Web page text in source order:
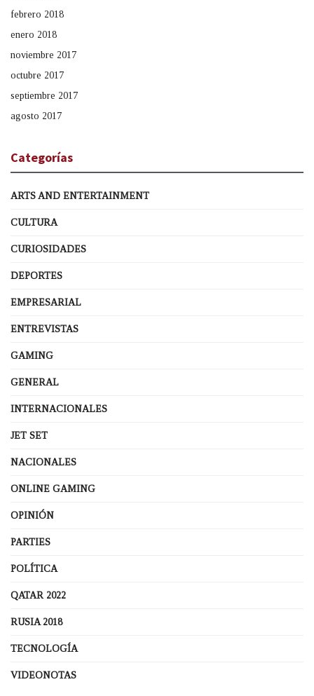
febrero 2018
enero 2018
noviembre 2017
octubre 2017
septiembre 2017
agosto 2017
Categorías
ARTS AND ENTERTAINMENT
CULTURA
CURIOSIDADES
DEPORTES
EMPRESARIAL
ENTREVISTAS
GAMING
GENERAL
INTERNACIONALES
JET SET
NACIONALES
ONLINE GAMING
OPINIÓN
PARTIES
POLÍTICA
QATAR 2022
RUSIA 2018
TECNOLOGÍA
VIDEONOTAS